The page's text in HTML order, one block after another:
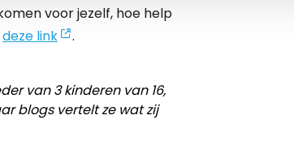
voor jezelf, hoe help
deze link .
van 3 kinderen van 16,
blogs vertelt ze wat zij